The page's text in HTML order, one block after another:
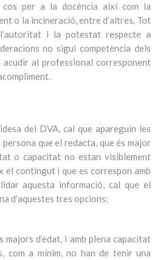
per a la docència així com la
o la incineració, entre d’altres. Tot
i la potestat respecte a
no sigui competència dels
al professional corresponent
del DVA, cal que apareguin les
que el redacta, que és major
o capacitat no estan visiblement
el contingut i que es correspon amb
aquesta informació, cal que el
d’aquestes tres opcions:
d’edat, i amb plena capacitat
com a mínim, no han de tenir una